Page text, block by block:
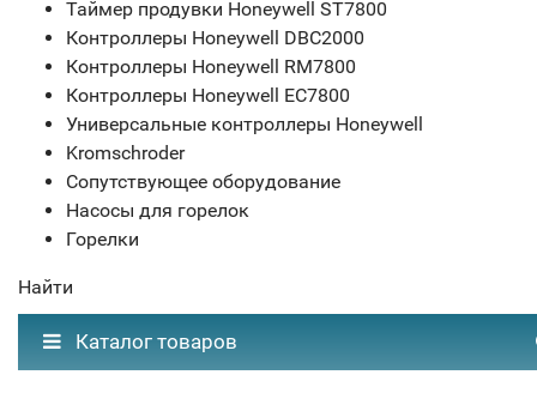
Таймер продувки Honeywell ST7800
Контроллеры Honeywell DBC2000
Контроллеры Honeywell RM7800
Контроллеры Honeywell EC7800
Универсальные контроллеры Honeywell
Kromschroder
Сопутствующее оборудование
Насосы для горелок
Горелки
Найти
Каталог товаров